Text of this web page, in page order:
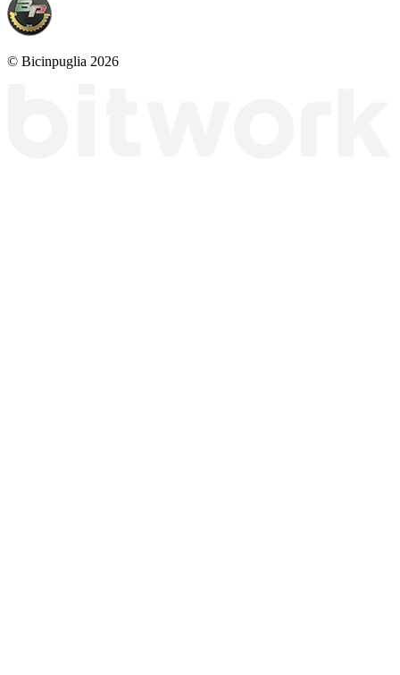
© Bicinpuglia 2026